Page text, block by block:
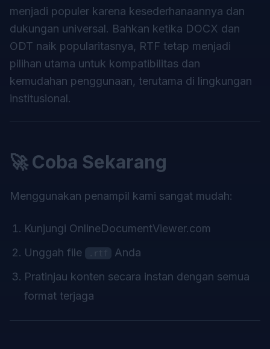
menjadi populer karena kesederhanaannya dan
dukungan universal. Bahkan ketika DOCX dan
ODT naik popularitasnya, RTF tetap menjadi
pilihan utama untuk kompatibilitas dan
kemudahan penggunaan, terutama di lingkungan
institusional.
🚀 Coba Sekarang
Menggunakan penampil kami sangat mudah:
Kunjungi OnlineDocumentViewer.com
Unggah file
.rtf
Anda
Pratinjau konten secara instan dengan semua
format terjaga